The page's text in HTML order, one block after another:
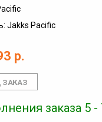
Jakks Pacific
р.
заказа 5 -